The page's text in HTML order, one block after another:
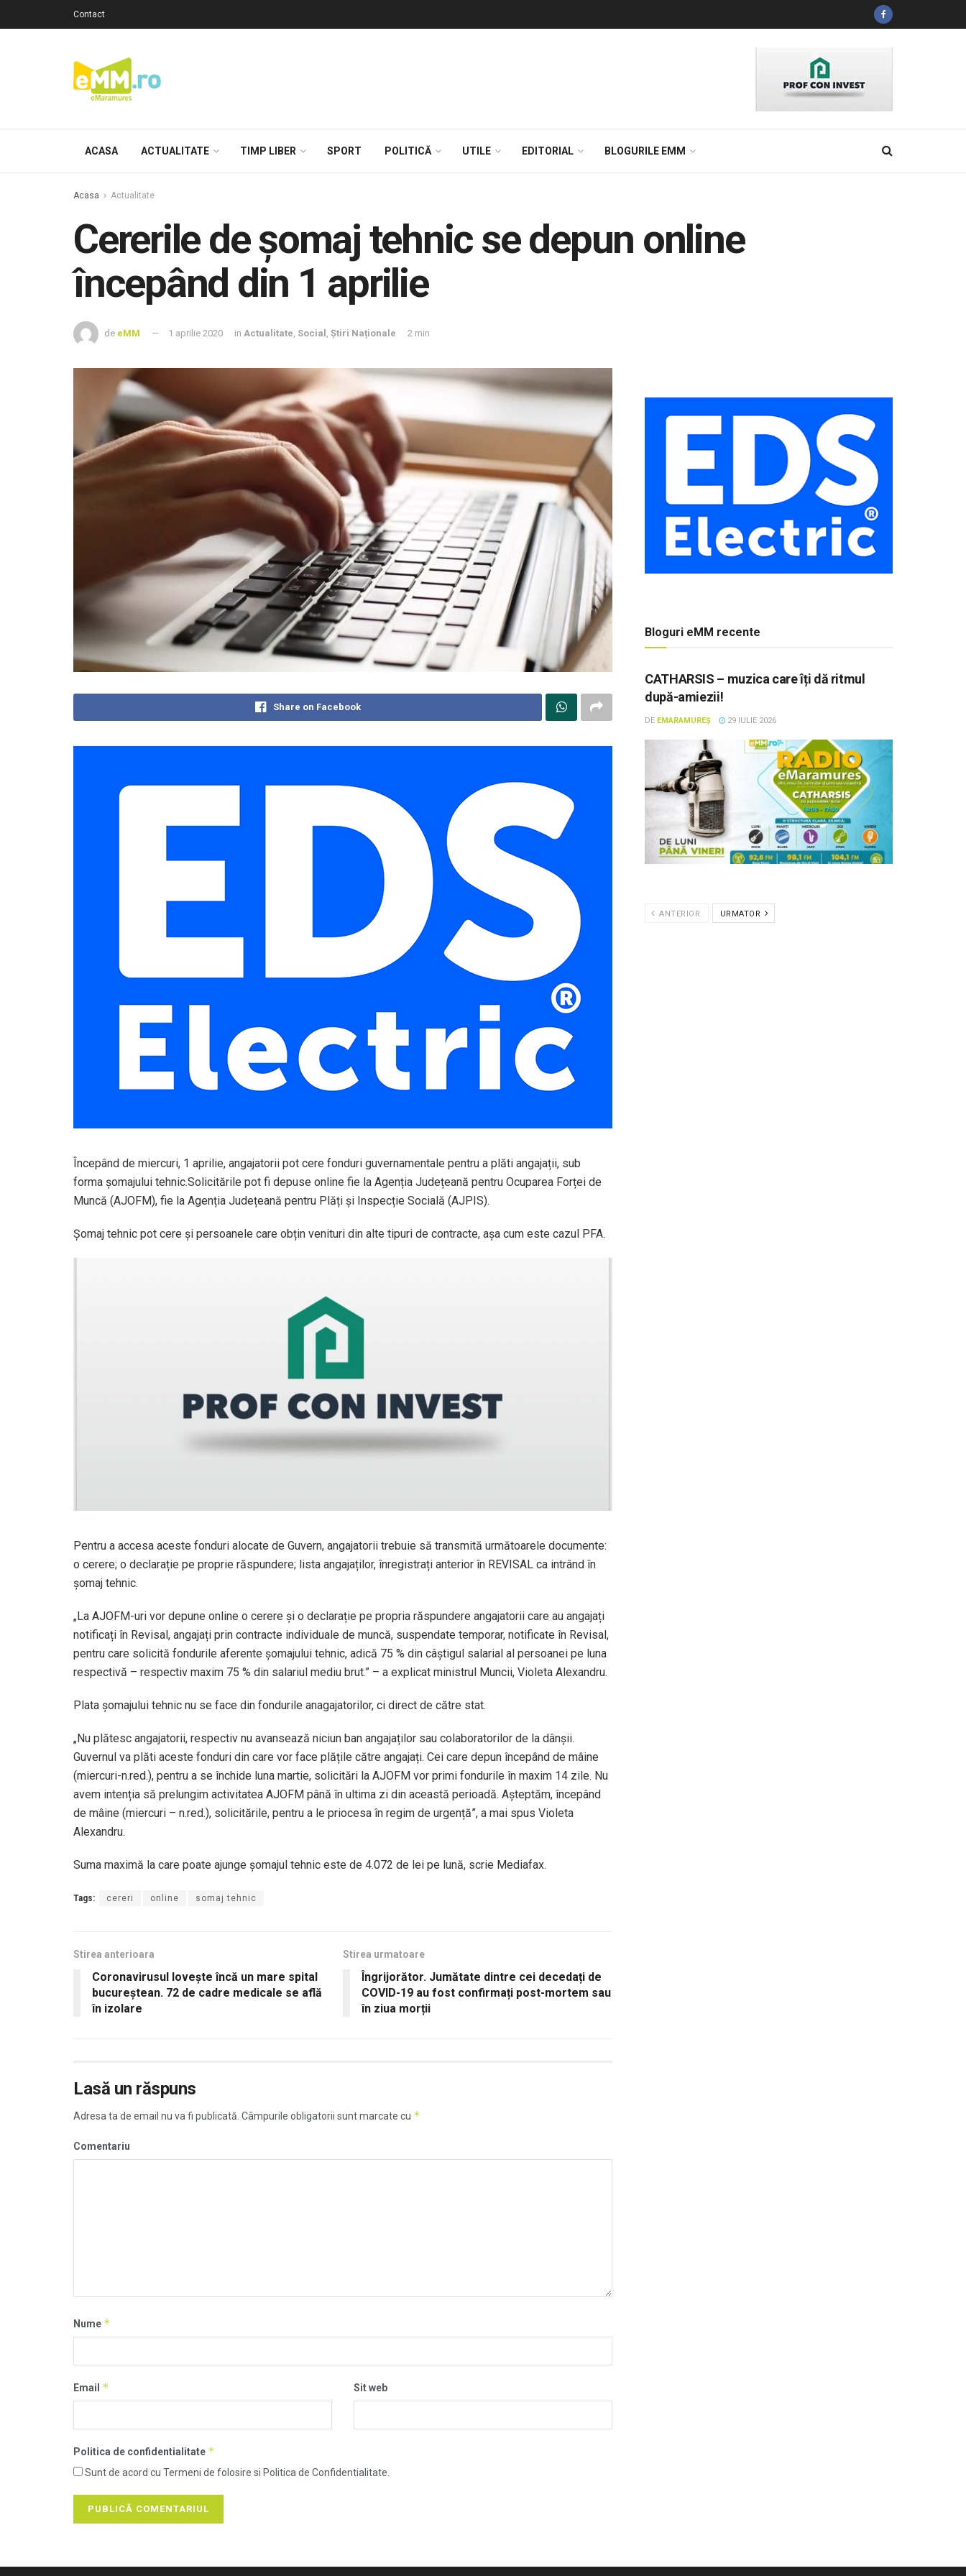
Contact
ACASA ACTUALITATE TIMP LIBER SPORT POLITICĂ UTILE EDITORIAL BLOGURILE EMM
Acasa Actualitate
Cererile de șomaj tehnic se depun online
începând din 1 aprilie
de eMM 1 aprilie 2020 in Actualitate, Social , Știri Naționale 2 min
Share on Facebook
Începând de miercuri, 1 aprilie, angajatorii pot cere fonduri guvernamentale pentru a plăti angajații, sub
forma șomajului tehnic.Solicitările pot fi depuse online fie la Agenția Județeană pentru Ocuparea Forței de
Muncă (AJOFM), fie la Agenția Județeană pentru Plăți și Inspecție Socială (AJPIS).
Șomaj tehnic pot cere și persoanele care obțin venituri din alte tipuri de contracte, așa cum este cazul PFA.
Pentru a accesa aceste fonduri alocate de Guvern, angajatorii trebuie să transmită următoarele documente:
o cerere; o declarație pe proprie răspundere; lista angajaților, înregistrați anterior în REVISAL ca intrând în
șomaj tehnic.
„La AJOFM-uri vor depune online o cerere și o declarație pe propria răspundere angajatorii care au angajați
notificați în Revisal, angajați prin contracte individuale de muncă, suspendate temporar, notificate în Revisal,
pentru care solicită fondurile aferente șomajului tehnic, adică 75 % din câștigul salarial al persoanei pe luna
respectivă – respectiv maxim 75 % din salariul mediu brut.” – a explicat ministrul Muncii, Violeta Alexandru.
Plata șomajului tehnic nu se face din fondurile anagajatorilor, ci direct de către stat.
„Nu plătesc angajatorii, respectiv nu avansează niciun ban angajaților sau colaboratorilor de la dânșii.
Guvernul va plăti aceste fonduri din care vor face plățile către angajați. Cei care depun începând de mâine
(miercuri-n.red.), pentru a se închide luna martie, solicitări la AJOFM vor primi fondurile în maxim 14 zile. Nu
avem intenția să prelungim activitatea AJOFM până în ultima zi din această perioadă. Așteptăm, începând
de mâine (miercuri – n.red.), solicitările, pentru a le priocesa în regim de urgență”, a mai spus Violeta
Alexandru.
Suma maximă la care poate ajunge șomajul tehnic este de 4.072 de lei pe lună, scrie Mediafax.
Tags: cereri online somaj tehnic
Stirea anterioara
Coronavirusul lovește încă un mare spital
bucureştean. 72 de cadre medicale se află
în izolare
Stirea urmatoare
Îngrijorător. Jumătate dintre cei decedați de
COVID-19 au fost confirmați post-mortem sau
în ziua morții
Lasă un răspuns
Adresa ta de email nu va fi publicată. Câmpurile obligatorii sunt marcate cu *
Comentariu
Nume *
Email * Sit web
Politica de confidentialitate *
Sunt de acord cu Termeni de folosire si Politica de Confidentialitate.
Bloguri eMM recente
CATHARSIS – muzica care îți dă ritmul
după-amiezii!
DE EMARAMUREȘ 29 IULIE 2026
ANTERIOR URMATOR